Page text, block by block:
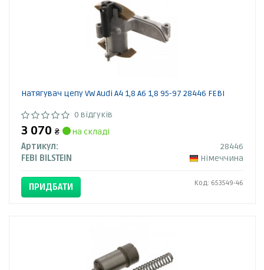
Натягувач цепу VW Audi A4 1,8 A6 1,8 95-97 28446 FEBI
0 відгуків
3 070 ₴
на складі
Артикул:
28446
FEBI BILSTEIN
Німеччина
ПРИДБАТИ Код: 653549-46